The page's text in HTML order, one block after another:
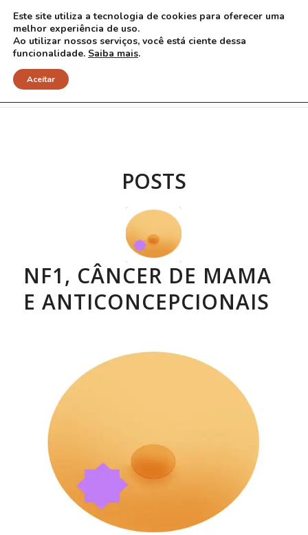
Arquivo para Tag: tratamentos
POSTS
NF1, CÂNCER DE MAMA
E ANTICONCEPCIONAIS
Este site utiliza a tecnologia de cookies para oferecer uma
melhor experiência de uso.
Ao utilizar nossos serviços, você está ciente dessa
funcionalidade. Saiba mais.
Aceitar